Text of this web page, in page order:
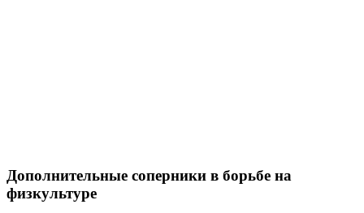
Дополнительные соперники в борьбе на
физкультуре